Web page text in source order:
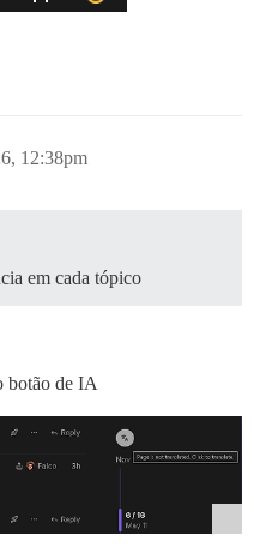
12:38pm
em cada tópico
botão de IA